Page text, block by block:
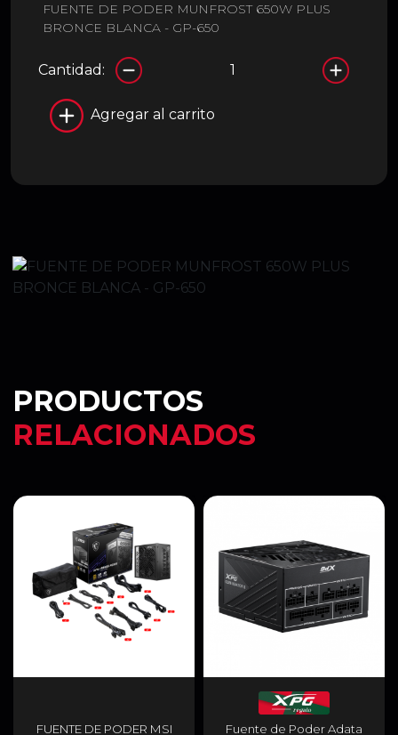
FUENTE DE PODER MUNFROST 650W PLUS
BRONCE BLANCA - GP-650
Cantidad:
Agregar al carrito
PRODUCTOS
RELACIONADOS
FUENTE DE PODER MSI
Fuente de Poder Adata